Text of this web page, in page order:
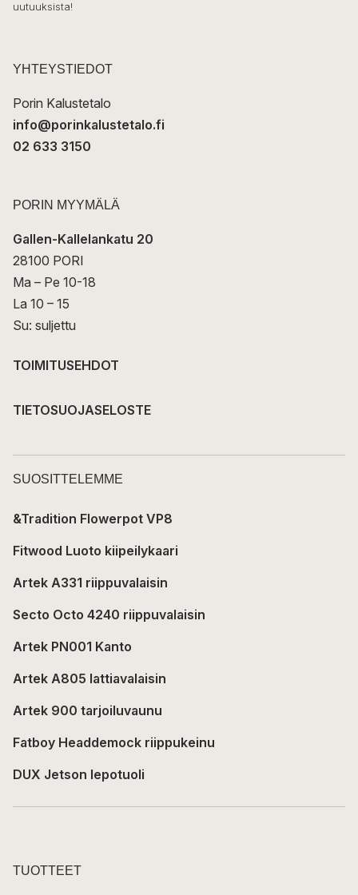
k
t
uutuuksista!
YHTEYSTIEDOT
Porin Kalustetalo
info@porinkalustetalo.fi
02 633 3150
PORIN MYYMÄLÄ
Gallen-Kallelankatu 20
28100 PORI
Ma – Pe 10-18
La 10 – 15
Su: suljettu
TOIMITUSEHDOT
TIETOSUOJASELOSTE
SUOSITTELEMME
&Tradition Flowerpot VP8
Fitwood Luoto kiipeilykaari
Artek A331 riippuvalaisin
Secto Octo 4240 riippuvalaisin
Artek PN001 Kanto
Artek A805 lattiavalaisin
Artek 900 tarjoiluvaunu
Fatboy Headdemock riippukeinu
DUX Jetson lepotuoli
TUOTTEET